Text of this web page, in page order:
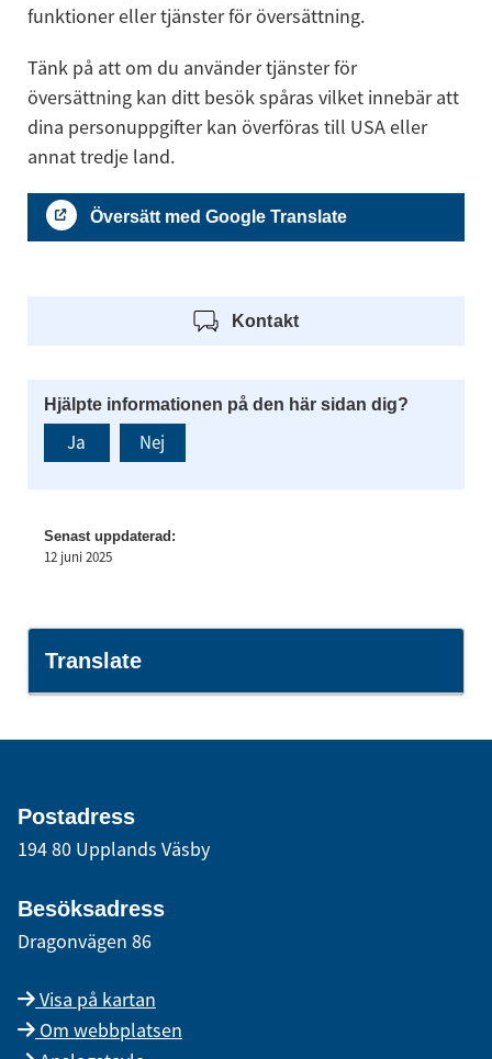
funktioner eller tjänster för översättning.
Tänk på att om du använder tjänster för
översättning kan ditt besök spåras vilket innebär att
dina personuppgifter kan överföras till USA eller
annat tredje land.
Översätt med Google Translate
Kontakt
Hjälpte informationen på den här sidan dig?
Ja Nej
Senast uppdaterad:
12 juni 2025
Translate
Postadress
194 80 Upplands Väsby
Besöksadress
Dragonvägen 86
Visa på kartan
Om webbplatsen